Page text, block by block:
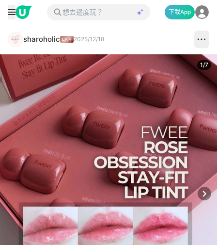
下載App
sharoholic 2025/12/18
1/7